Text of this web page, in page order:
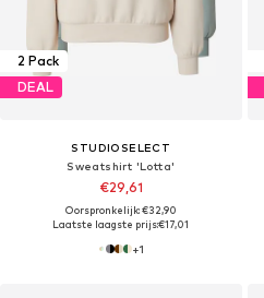
2 Pack
DEAL
STUDIOSELECT
Sweatshirt 'Lotta'
€29,61
Oorspronkelijk: €32,90
Laatste laagste prijs:€17,01
+1